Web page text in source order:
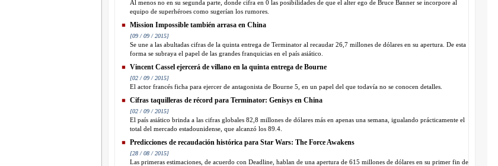
Al menos no en su segunda parte, donde cifra en 0 las posibilidades de que el alter ego de Bruce Banner se incorpore al
equipo de superhéroes como sugerían los rumores.
Mission Impossible también arrasa en China
[09 / 09 / 2015]
Se une a las abultadas cifras de la quinta entrega de Terminator al recaudar 26,7 millones de dólares en su apertura. De esta
forma se subraya el papel de las grandes franquicias en el país asiático.
Vincent Cassel ejercerá de villano en la quinta entrega de Bourne
[02 / 09 / 2015]
El actor francés ficha para ejercer de antagonista de Bourne 5, en un papel del que todavía no se conocen detalles.
Cifras taquilleras de récord para Terminator: Genisys en China
[02 / 09 / 2015]
El país asiático brinda a las cifras globales 82,8 millones de dólares más en apenas una semana, igualando prácticamente el
total del mercado estadounidense, que alcanzó los 89.4.
Predicciones de recaudación histórica para Star Wars: The Force Awakens
[28 / 08 / 2015]
Las primeras estimaciones, de acuerdo con Deadline, hablan de una apertura de 615 millones de dólares en su primer fin de